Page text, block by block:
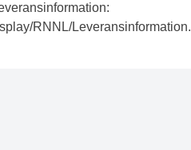
RNNL/Leveransinformation.